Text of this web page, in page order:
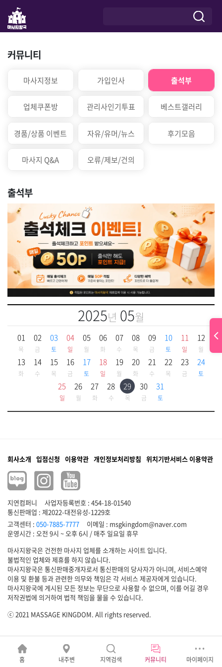
홈 내주변 지역검색 커뮤니티 마이페이지
커뮤니티
마사지정보 가입인사 출석부
업체쿠폰방 관리사인기투표 베스트갤러리
경품/상품 이벤트 자유/유머/뉴스 후기모음
마사지 Q&A 오류/제보/건의
출석부
2025년 05월
01
목
02
금
03
토
04
일
05
월
06
화
07
수
08
목
09
금
10
토
11
일
12
월
13
화
14
수
15
목
16
금
17
토
18
일
19
월
20
화
21
수
22
목
23
금
24
토
25
일
26
월
27
화
28
수
29
목
30
금
31
토
회사소개 입점신청 이용약관 개인정보처리방침 위치기반서비스 이용약관
지연컴퍼니
사업자등록번호 : 454-18-01540
통신판매업 : 제2022-대전유성-1229호
고객센터 : 050-7885-7777 이메일 : msgkingdom@naver.com
마사지왕국은 건전한 마사지 업체를 소개하는 사이트 입니다.
불법적인 업체와 제휴를 하지 않습니다.
마사지왕국은 통신판매중개자로서 통신판매의 당사자가 아니며, 서비스예약
이용 및 환불 등과 관련한 의무와 책임은 각 서비스 제공자에게 있습니다.
마사지왕국에 게시된 모든 정보는 무단으로 사용할 수 없으며, 이를 어길 경우
저작권법에 의거하여 법적 책임을 물을 수 있습니다.
ⓒ 2021 MASSAGE KINGDOM. All rights reserved.